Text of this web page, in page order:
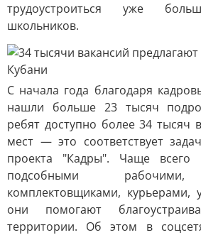
трудоустроиться уже
школьников.
С начала года благодаря
нашли больше 23 тысяч
ребят доступно более 34 тысяч
мест — это соответствует
проекта "Кадры". Чаще всего
подсобными рабочими,
комплектовщиками, курьерами,
они помогают
территории. Об этом в